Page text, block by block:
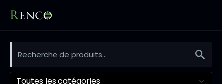
Toutes les catégories